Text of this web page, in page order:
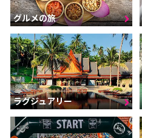
グルメの旅
ラグジュアリー